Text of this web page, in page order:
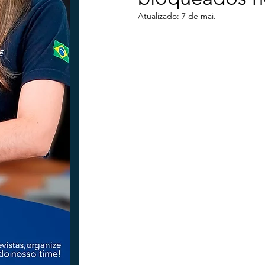
Atualizado: 7 de mai.